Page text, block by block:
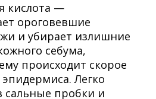
кислота —
ороговевшие
и убирает излишние
себума,
происходит скорое
Легко
сальные пробки и